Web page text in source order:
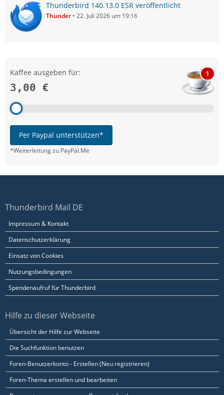
Thunderbird 140.13.0 ESR veröffentlicht
Thunder 22. Juli 2026 um 19:16
Kaffee ausgeben für:
3,00 €
1
Per Paypal unterstützen*
*Weiterleitung zu PayPal.Me
Thunderbird Mail DE
Impressum & Kontakt
Datenschutzerklärung
Einsatz von Cookies
Nutzungsbedingungen
Spendenaufruf für Thunderbird
Hilfe zu dieser Webseite
Übersicht der Hilfe zur Webseite
Die Suchfunktion benutzen
Foren-Benutzerkonto - Erstellen (Neu registrieren)
Foren-Thema erstellen und bearbeiten